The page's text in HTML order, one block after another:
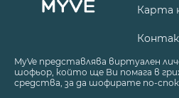
Карта
MyVe представлява виртуален
шофьор, който ще Ви помага в
средства, за да шофирате по-